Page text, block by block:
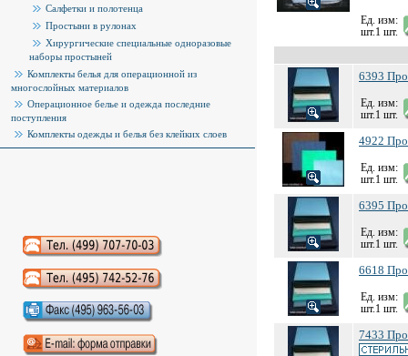
Салфетки и полотенца
Простыни в рулонах
Хирургические специальные одноразовые
наборы простыней
Комплекты белья для операционной из
многослойных материалов
Операционное белье и одежда последние
поступления
Комплекты одежды и белья без клейких слоев
Аудиокниги слушать онлайн
Ед. изм:
шт.1 шт.
6393
Ед. изм:
шт.1 шт.
4922
Ед. изм:
шт.1 шт.
6395
Ед. изм:
шт.1 шт.
6618
Ед. изм:
шт.1 шт.
7433